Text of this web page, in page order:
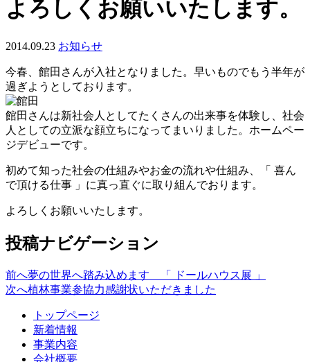
よろしくお願いいたします。
2014.09.23 お知らせ
今春、館田さんが入社となりました。早いものでもう半年が
過ぎようとしております。
館田さんは新社会人としてたくさんの出来事を体験し、社会
人としての立派な顔立ちになってまいりました。ホームペー
ジデビューです。
初めて知った社会の仕組みやお金の流れや仕組み、「 喜ん
で頂ける仕事 」に真っ直ぐに取り組んでおります。
よろしくお願いいたします。
投稿ナビゲーション
前へ夢の世界へ踏み込めます 「 ドールハウス展 」
次へ植林事業参協力感謝状いただきました
トップページ
新着情報
事業内容
会社概要